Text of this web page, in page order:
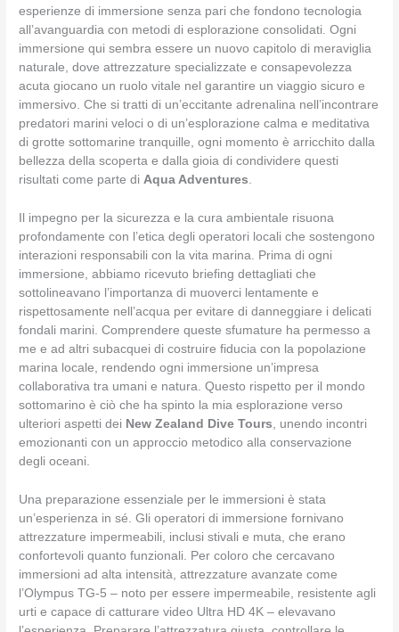
esperienze di immersione senza pari che fondono tecnologia
all’avanguardia con metodi di esplorazione consolidati. Ogni
immersione qui sembra essere un nuovo capitolo di meraviglia
naturale, dove attrezzature specializzate e consapevolezza
acuta giocano un ruolo vitale nel garantire un viaggio sicuro e
immersivo. Che si tratti di un’eccitante adrenalina nell’incontrare
predatori marini veloci o di un’esplorazione calma e meditativa
di grotte sottomarine tranquille, ogni momento è arricchito dalla
bellezza della scoperta e dalla gioia di condividere questi
risultati come parte di Aqua Adventures
Il impegno per la sicurezza e la cura ambientale risuona
profondamente con l’etica degli operatori locali che sostengono
interazioni responsabili con la vita marina. Prima di ogni
immersione, abbiamo ricevuto briefing dettagliati che
sottolineavano l’importanza di muoverci lentamente e
rispettosamente nell’acqua per evitare di danneggiare i delicati
fondali marini. Comprendere queste sfumature ha permesso a
me e ad altri subacquei di costruire fiducia con la popolazione
marina locale, rendendo ogni immersione un’impresa
collaborativa tra umani e natura. Questo rispetto per il mondo
sottomarino è ciò che ha spinto la mia esplorazione verso
ulteriori aspetti dei New Zealand Dive Tours , unendo incontri
emozionanti con un approccio metodico alla conservazione
degli oceani.
Una preparazione essenziale per le immersioni è stata
un’esperienza in sé. Gli operatori di immersione fornivano
attrezzature impermeabili, inclusi stivali e muta, che erano
confortevoli quanto funzionali. Per coloro che cercavano
immersioni ad alta intensità, attrezzature avanzate come
l’Olympus TG-5 – noto per essere impermeabile, resistente agli
urti e capace di catturare video Ultra HD 4K – elevavano